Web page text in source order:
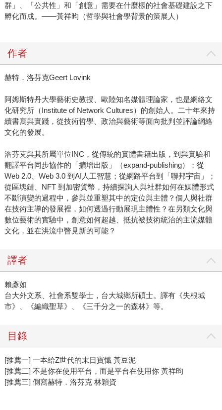
群」、「公共性」和「創意」需要在什麼樣的社會基礎建設之下
孵化而成。——黃祥昀（哲學與社會學背景的策展人）
作者
赫特．洛芬克Geert Lovink
阿姆斯特丹大學藝術史教授、歐陸知名媒體理論家，也是網絡文
化研究所（Institute of Network Cultures）的創始人。二十年來持
續書寫與實踐，從技術哲學、政治與藝術等面向批判並評論網絡
文化的發展。
洛芬克與其所屬單位INC，從傳統的實體書籍出版，到與實驗和
翻譯平台同步協作的「擴增出版」（expand-publishing）；從
Web 2.0、Web 3.0 到AI人工智慧；從網路平台到「聯邦宇宙」；
從區塊鏈、NFT 到加密貨幣，持續探詢人與社群如何在媒體形式
不斷演變的過程中，參與並重塑其中的定位與主體？個人與社群
在技術主導的發展裡，如何透過行動展現主體性？在另類文化與
數位藝術的實驗中，創意如何超越、抵抗被技術統治的主流媒體
文化，並在洪流中瞥見新的可能？
譯者
賴彥如
台大外文系、社會系雙學士，台大城鄉所碩士。譯有《失根城
市》、《編織聖草》、《三千分之一的森林》等。
目錄
[推薦一] 一本給Z世代的末日寶懺 黃豆泥
[推薦二] 不是你在使用平台，而是平台在使用你 黃祥昀
[推薦三] 側寫赫特．洛芬克 林穎資